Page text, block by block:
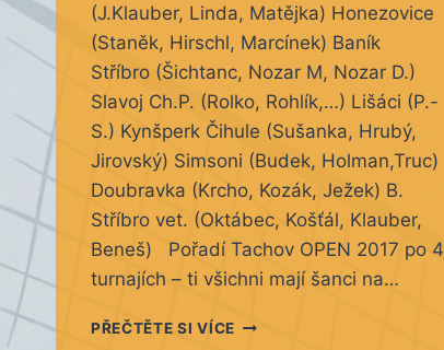
(J.Klauber, Linda, Matějka) Honezovice
(Staněk, Hirschl, Marcínek) Baník
Stříbro (Šichtanc, Nozar M, Nozar D.)
Slavoj Ch.P. (Rolko, Rohlík,…) Lišáci (P.-
S.) Kynšperk Čihule (Sušanka, Hrubý,
Jirovský) Simsoni (Budek, Holman,Truc)
Doubravka (Krcho, Kozák, Ježek) B.
Stříbro vet. (Oktábec, Košťál, Klauber,
Beneš) Pořadí Tachov OPEN 2017 po 4
turnajích – ti všichni mají šanci na…
PŘEČTĚTE SI VÍCEMIKULÁŠSKÝ